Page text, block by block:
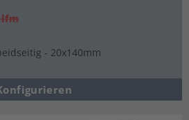
- 20x140mm